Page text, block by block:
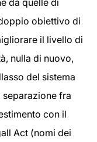
da quelle di
obiettivo di
il livello di
nulla di nuovo,
del sistema
separazione fra
con il
Act (nomi dei